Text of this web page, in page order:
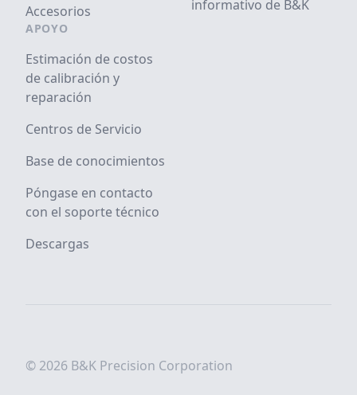
Accesorios
APOYO
Estimación de costos
de calibración y
reparación
Centros de Servicio
Base de conocimientos
Póngase en contacto
con el soporte técnico
Descargas
informativo de B&K
© 2026 B&K Precision Corporation